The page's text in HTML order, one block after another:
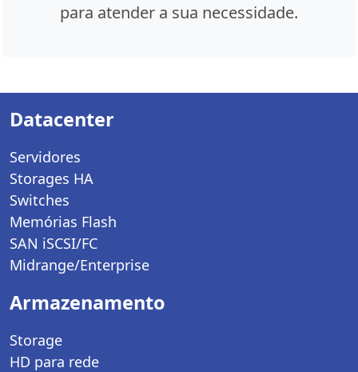
para atender a sua necessidade.
Datacenter
Servidores
Storages HA
Switches
Memórias Flash
SAN iSCSI/FC
Midrange/Enterprise
Armazenamento
Storage
HD para rede